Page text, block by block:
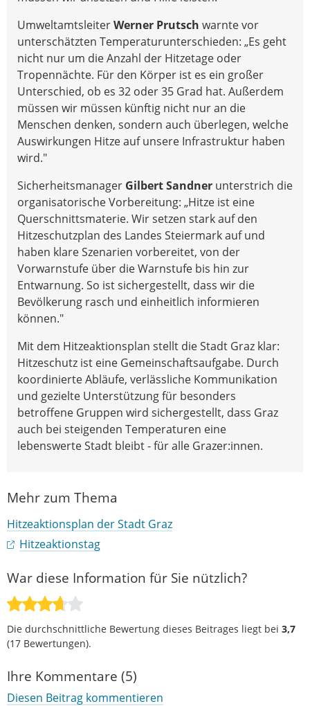
UmweltamtsleiterWerner Prutsch warnte vor
unterschätzten Temperaturunterschieden: „Es geht
nicht nur um die Anzahl der Hitzetage oder
Tropennächte. Für den Körper ist es ein großer
Unterschied, ob es 32 oder 35 Grad hat. Außerdem
müssen wir müssen künftig nicht nur an die
Menschen denken, sondern auch überlegen, welche
Auswirkungen Hitze auf unsere Infrastruktur haben
wird."
Sicherheitsmanager Gilbert Sandner unterstrich die
organisatorische Vorbereitung: „Hitze ist eine
Querschnittsmaterie. Wir setzen stark auf den
Hitzeschutzplan des Landes Steiermark auf und
haben klare Szenarien vorbereitet, von der
Vorwarnstufe über die Warnstufe bis hin zur
Entwarnung. So ist sichergestellt, dass wir die
Bevölkerung rasch und einheitlich informieren
können."
Mit dem Hitzeaktionsplan stellt die Stadt Graz klar:
Hitzeschutz ist eine Gemeinschaftsaufgabe. Durch
koordinierte Abläufe, verlässliche Kommunikation
und gezielte Unterstützung für besonders
betroffene Gruppen wird sichergestellt, dass Graz
auch bei steigenden Temperaturen eine
lebenswerte Stadt bleibt - für alle Grazer:innen.
Mehr zum Thema
Hitzeaktionsplan der Stadt Graz
Hitzeaktionstag
War diese Information für Sie nützlich?
Die durchschnittliche Bewertung dieses Beitrages liegt bei 3,7
(17 Bewertungen).
Ihre Kommentare (5)
Diesen Beitrag kommentieren